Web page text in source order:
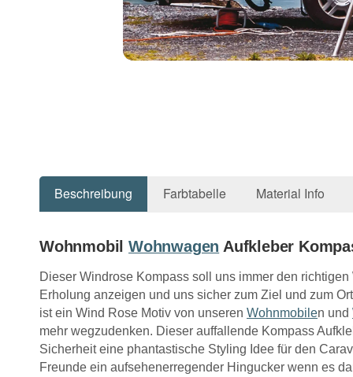
Beschreibung Farbtabelle Material Info
WohnmobilWohnwagen Aufkleber
Dieser Windrose Kompass soll uns immer den
Erholung anzeigen und uns sicher zum Ziel und zum
ist ein Wind Rose Motiv von unseren Wohnmobilen und
mehr wegzudenken. Dieser auffallende Kompass
Sicherheit eine phantastische Styling Idee für den
Freunde ein aufsehenerregender Hingucker wenn es